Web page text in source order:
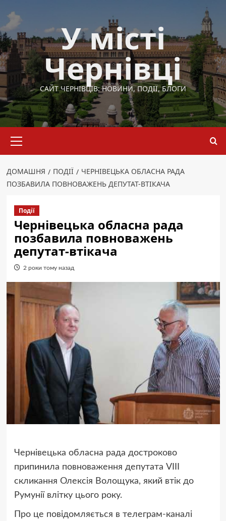
до
вмісту
У місті
Чернівці
САЙТ ЧЕРНІВЦІВ: НОВИНИ, ПОДІЇ, БЛОГИ
меню
ДОМАШНЯ ПОДІЇ
ЧЕРНІВЕЦЬКА ОБЛАСНА РАДА
ПОЗБАВИЛА ПОВНОВАЖЕНЬ ДЕПУТАТ-ВТІКАЧА
Події
Чернівецька обласна рада
позбавила повноважень
депутат-втікача
2 роки тому назад
Чернівецька обласна рада достроково
припинила повноваження депутата VIII
скликання Олексія Волощука, який втік до
Румунії влітку цього року.
Про це повідомляється в телеграм-каналі